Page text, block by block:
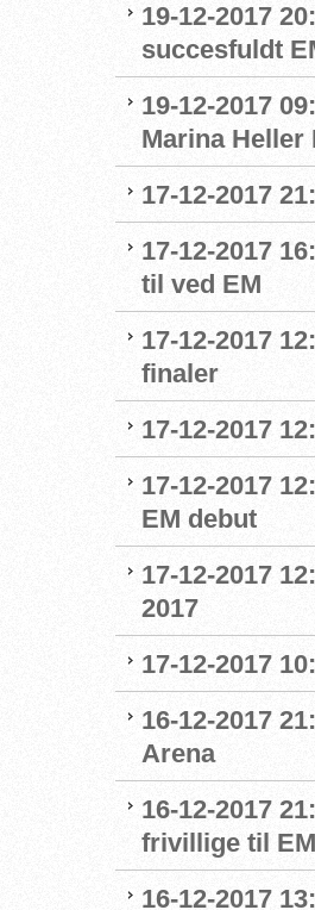
19-12-2017
succesfuldt
19-12-2017
Marina Heller
17-12-2017
17-12-2017
til ved EM
17-12-2017
finaler
17-12-2017
17-12-2017
EM debut
17-12-2017
2017
17-12-2017
16-12-2017
Arena
16-12-2017
frivillige til
16-12-2017